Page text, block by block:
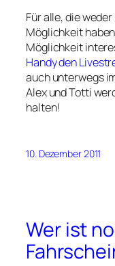
Für alle, die
Möglichkeit
Möglichkeit
Handy den
auch unterwegs
Alex und Totti
halten!
10. Dezember 2011
Wer ist